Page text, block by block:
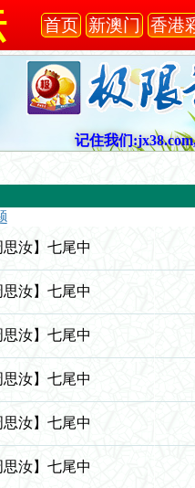
首页 新澳门 香港
记住我们
思汝】七尾中
思汝】七尾中
思汝】七尾中
思汝】七尾中
思汝】七尾中
思汝】七尾中